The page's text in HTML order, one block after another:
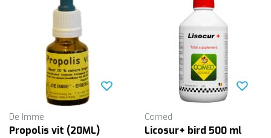
De Imme
Propolis vit (20ML)
Comed
Licosur+ bird 500 ml